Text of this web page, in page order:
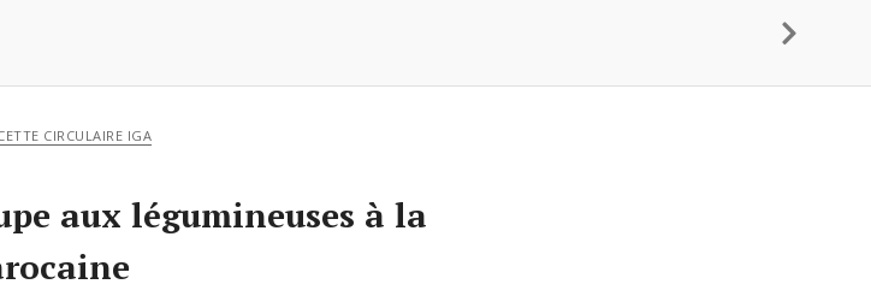
CIRCULAIRE IGA
aux légumineuses à la